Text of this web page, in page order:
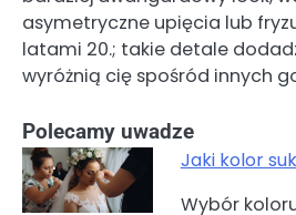
asymetryczne upięcia lub
latami 20.; takie detale
wyróżnią cię spośród innych
Polecamy uwadze
Jaki kolor
Wybór
Nawigacja